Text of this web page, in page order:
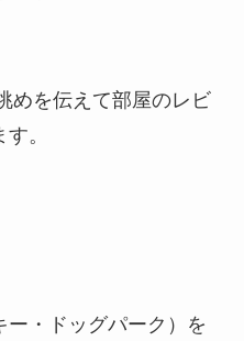
めを伝えて部屋のレビ
。
・ドッグパーク）を